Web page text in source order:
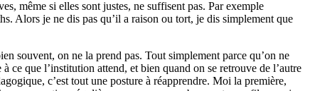
même si elles sont justes, ne suffisent pas. Par exemple
Alors je ne dis pas qu’il a raison ou tort, je dis simplement que
souvent, on ne la prend pas. Tout simplement parce qu’on ne
ce que l’institution attend, et bien quand on se retrouve de l’autre
c’est tout une posture à réapprendre. Moi la première,